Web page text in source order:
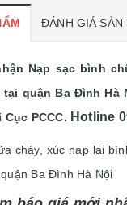
ĐÁNH GIÁ SẢN
Nạp sạc bình
tại quận Ba Đình
PCCC. Hotline
cháy, xúc nạp lại
Ba Đình Hà Nội